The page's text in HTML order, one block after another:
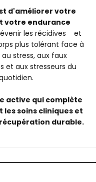
d'améliorer votre
votre endurance
les récidives et
plus tolérant face à
stress, aux faux
et aux stresseurs du
active qui complète
soins cliniques et
durable.